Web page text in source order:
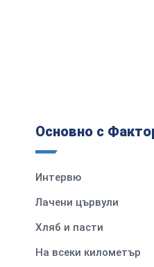
Основно с
Интервю
Лачени цървули
Хляб и пасти
На всеки километър